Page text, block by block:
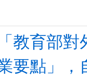
教育部對
要點」，